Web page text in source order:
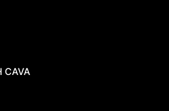
CAVA